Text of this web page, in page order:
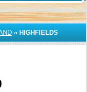
» HIGHFIELDS